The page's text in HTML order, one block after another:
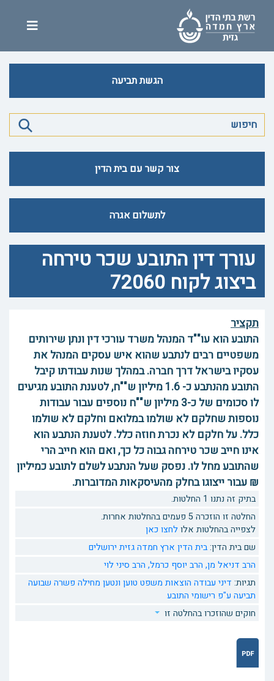
הגשת תביעה
צור קשר עם בית הדין
לתשלום אגרה
עורך דין התובע שכר טירחה
ביצוג לקוח 72060
תקציר
התובע הוא עו""ד המנהל משרד עורכי דין ונתן שירותים
משפטיים רבים לנתבע שהוא איש עסקים המנהל את
עסקיו בישראל דרך חברה. במהלך שנות עבודתו קיבל
התובע מהנתבע כ- 1.6 מיליון ש""ח, לטענת התובע מגיעים
לו סכומים של כ-3 מיליון ש""ח נוספים עבור עבודות
נוספות שחלקם לא שולמו במלואם וחלקם לא שולמו
כלל. על חלקם לא נכרת חוזה כלל. לטענת הנתבע הוא
אינו חייב שכר טירחה גבוה כל כך, ואם הוא חייב הרי
שהתובע מחל לו. נפסק שעל הנתבע לשלם לתובע כמיליון
₪ עבור ייצוגו בחלק מהעיסקאות המדוברות.
בתיק זה נתנו 1 החלטות.
החלטה זו הוזכרה 5 פעמים בהחלטות אחרות.
לצפייה בהחלטות אלולחצו כאן
שם בית הדין:בית הדין ארץ חמדה גזית ירושלים
הרב דניאל מן, הרב יוסף כרמל, הרב סיני לוי
תגיות: דיני עבודה הוצאות משפט טוען ונטען מחילה פשרה שבועה
תביעה ע"פ רישומי התובע
חוקים שהוזכרו בהחלטה זו